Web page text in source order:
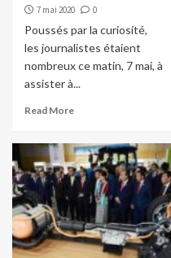
7 mai 2020 0
Poussés par la curiosité,
les journalistes étaient
nombreux ce matin, 7 mai, à
assister à...
Read More